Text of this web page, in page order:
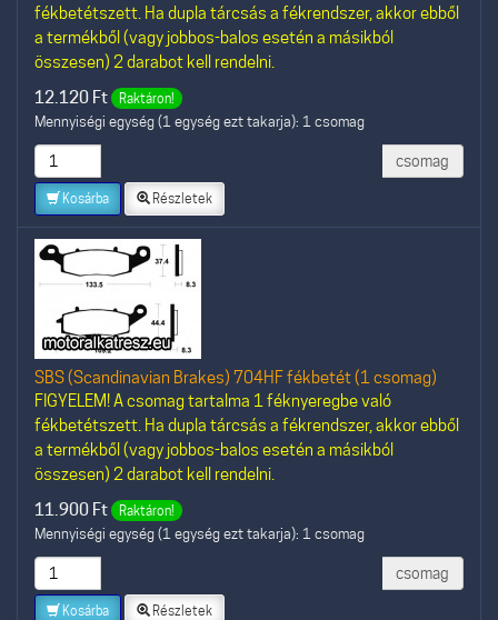
fékbetétszett. Ha dupla tárcsás a fékrendszer, akkor ebből
a termékből (vagy jobbos-balos esetén a másikból
összesen) 2 darabot kell rendelni.
12.120 Ft Raktáron!
Mennyiségi egység (1 egység ezt takarja): 1 csomag
csomag
Kosárba Részletek
SBS (Scandinavian Brakes) 704HF fékbetét (1 csomag)
FIGYELEM! A csomag tartalma 1 féknyeregbe való
fékbetétszett. Ha dupla tárcsás a fékrendszer, akkor ebből
a termékből (vagy jobbos-balos esetén a másikból
összesen) 2 darabot kell rendelni.
11.900 Ft Raktáron!
Mennyiségi egység (1 egység ezt takarja): 1 csomag
csomag
Kosárba Részletek